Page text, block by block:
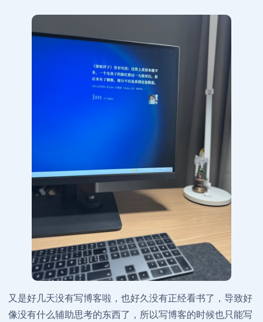
又是好几天没有写博客啦，也好久没有正经看书了，导致好
像没有什么辅助思考的东西了，所以写博客的时候也只能写